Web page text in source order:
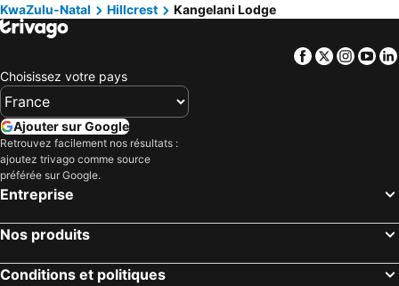
KwaZulu-Natal
Hillcrest Kangelani Lodge
Facebook
Twitter
Choisissez votre pays
Ajouter sur Google
Retrouvez facilement nos résultats :
ajoutez trivago comme source
préférée sur Google.
Entreprise
Nos produits
Conditions et politiques